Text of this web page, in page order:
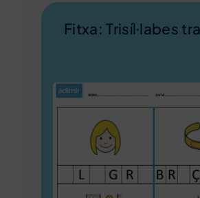
Fitxa: Trisíl·labes